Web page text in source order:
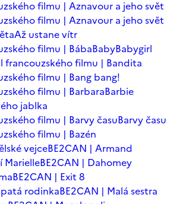
filmu | Aznavour a jeho svět
filmu | Aznavour a jeho svět
Až ustane vítr
filmu | BábaBabyBabygirl
francouzského filmu | Bandita
filmu | Bang bang!
filmu | BarbaraBarbie
jablka
filmu | Barvy časuBarvy času
filmu | Bazén
vejceBE2CAN | Armand
MarielleBE2CAN | Dahomey
BE2CAN | Exit 8
rodinkaBE2CAN | Malá sestra